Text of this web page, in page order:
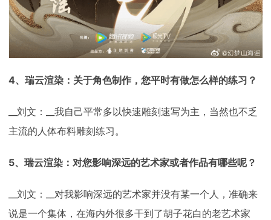
4、瑞云渲染：关于角色制作，您平时有做怎么样的练习？
__刘文：__我自己平常多以快速雕刻速写为主，当然也不乏
主流的人体布料雕刻练习。
5、瑞云渲染：对您影响深远的艺术家或者作品有哪些呢？
__刘文：__对我影响深远的艺术家并没有某一个人，准确来
说是一个集体，在海内外很多干到了胡子花白的老艺术家